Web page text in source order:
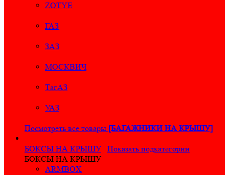
ZOTYE
ГАЗ
ЗАЗ
МОСКВИЧ
ТагАЗ
УАЗ
Посмотреть все товары [БАГАЖНИКИ НА КРЫШУ]
БОКСЫ НА КРЫШУ
Показать подкатегории
БОКСЫ НА КРЫШУ
ARMBOX